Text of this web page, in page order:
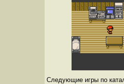
Следующие игры по